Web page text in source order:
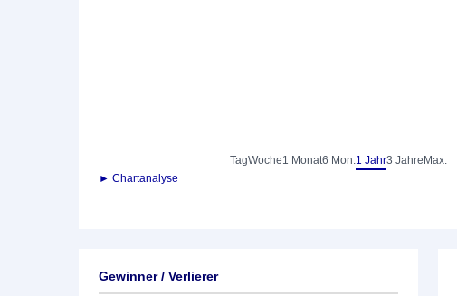
TagWoche1 Monat6 Mon.1 Jahr3 Jahre Max.
► Chartanalyse
Gewinner / Verlierer